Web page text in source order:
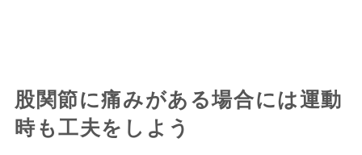
股関節に痛みがある場合には運動
時も工夫をしよう